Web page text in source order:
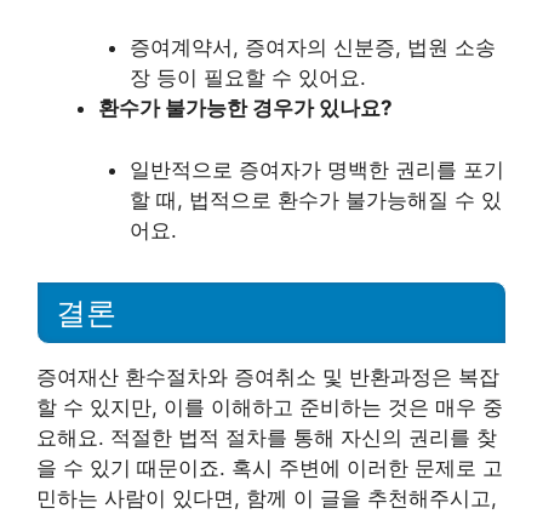
증여계약서, 증여자의 신분증, 법원 소송
장 등이 필요할 수 있어요.
환수가 불가능한 경우가 있나요?
일반적으로 증여자가 명백한 권리를 포기
할 때, 법적으로 환수가 불가능해질 수 있
어요.
결론
증여재산 환수절차와 증여취소 및 반환과정은 복잡
할 수 있지만, 이를 이해하고 준비하는 것은 매우 중
요해요. 적절한 법적 절차를 통해 자신의 권리를 찾
을 수 있기 때문이죠. 혹시 주변에 이러한 문제로 고
민하는 사람이 있다면, 함께 이 글을 추천해주시고,